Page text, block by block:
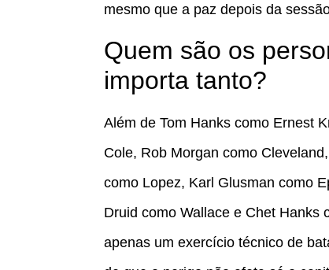
mesmo que a paz depois da
Quem são os
importa tanto?
Além de Tom Hanks como Ernest
Cole, Rob Morgan como
como Lopez, Karl Glusman como
Druid como Wallace e Chet Hanks
apenas um exercício técnico de